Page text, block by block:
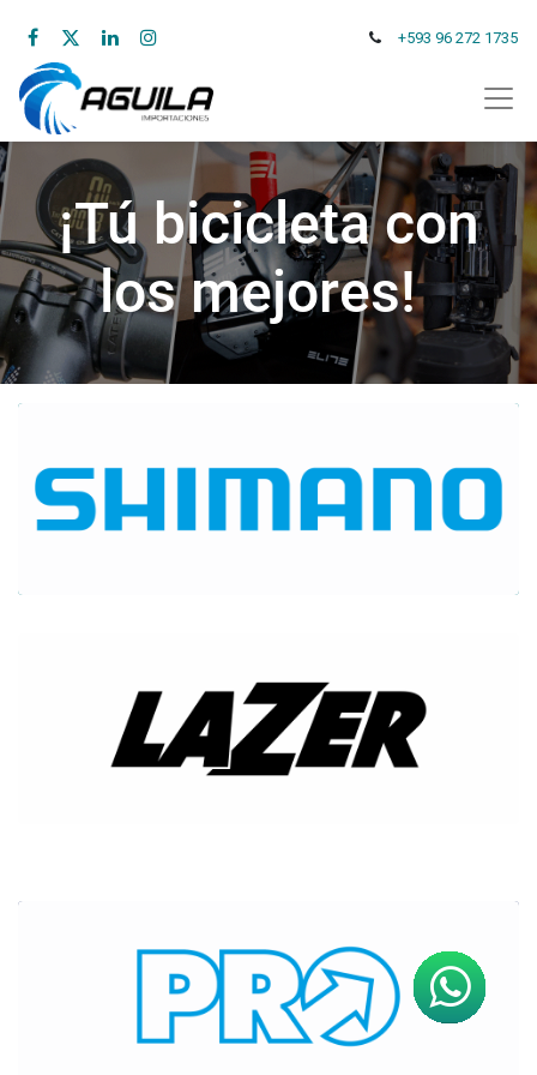
+593 96 272 1735
¡Tú bicicleta con
los mejores!